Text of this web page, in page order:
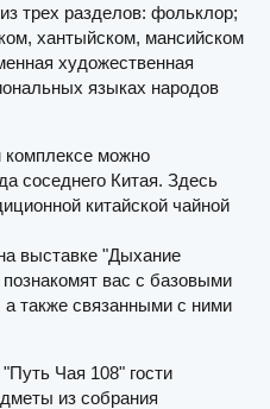
трех разделов: фольклор;
хантыйском, мансийском
художественная
языках народов
можно
соседнего Китая. Здесь
китайской чайной
выставке "Дыхание
вас с базовыми
также связанными с ними
Чая 108" гости
из собрания